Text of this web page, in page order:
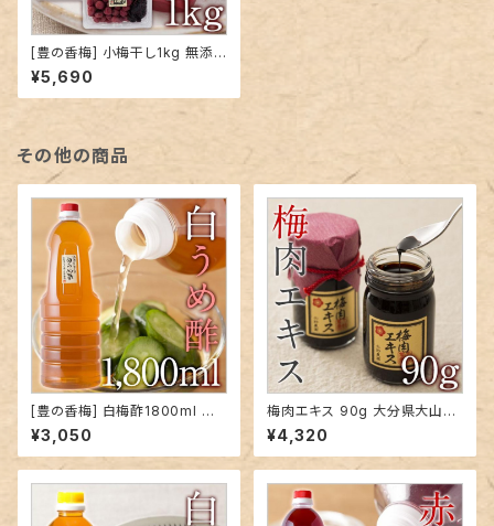
[豊の香梅] 小梅干し1kg 無添
加 梅 赤紫蘇 天日塩だけで漬け
込んだすっぱい梅干し (天然塩
分15%) 大分県大山町産…
¥5,690
その他の商品
[豊の香梅] 白梅酢1800ml 大
分県大山町産 無添加 天然塩 ミ
ネラル 天然調味料 クエン酸 す
っぱい ドリンク お湯割り 焼酎
¥3,050
梅肉エキス 90g 大分県大山町
産青梅使用…
¥4,320